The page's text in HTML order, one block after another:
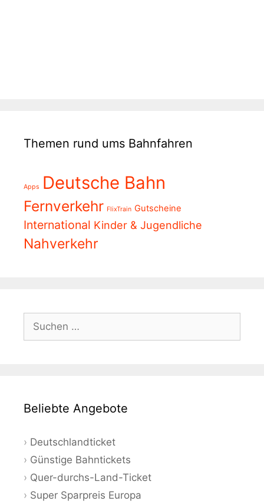
Themen rund ums Bahnfahren
Apps Deutsche Bahn
Fernverkehr FlixTrain Gutscheine
International Kinder & Jugendliche
Nahverkehr
Suchen
nach:
Beliebte Angebote
Deutschlandticket
Günstige Bahntickets
Quer-durchs-Land-Ticket
Super Sparpreis Europa